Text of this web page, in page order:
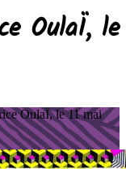
OulaÏ, le
OulaÏ, le 11 mai